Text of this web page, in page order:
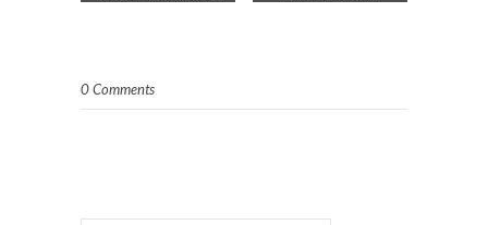
0 Comments